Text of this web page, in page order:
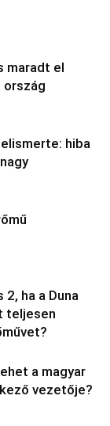
maradt el
ország
hiba
ha a Duna
teljesen
a magyar
vezetője?